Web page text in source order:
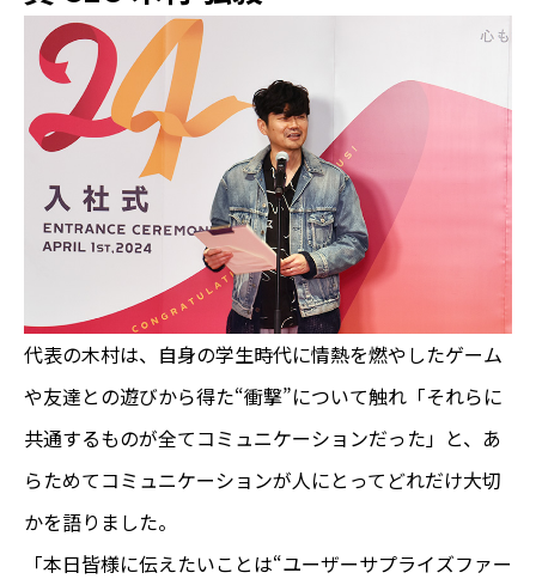
代表の木村は、自身の学生時代に情熱を燃やしたゲーム
や友達との遊びから得た“衝撃”について触れ「それらに
共通するものが全てコミュニケーションだった」と、あ
らためてコミュニケーションが人にとってどれだけ大切
かを語りました。
「本日皆様に伝えたいことは“ユーザーサプライズファー